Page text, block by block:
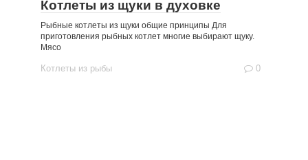
Котлеты из щуки в духовке
Рыбные котлеты из щуки общие принципы Для
приготовления рыбных котлет многие выбирают щуку.
Мясо
Котлеты из рыбы 0